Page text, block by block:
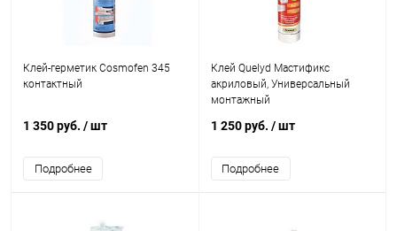
Клей-герметик Cosmofen 345
контактный
1 350 руб. / шт
Подробнее
Клей Quelyd Мастификс
акриловый, Универсальный
монтажный
1 250 руб. / шт
Подробнее